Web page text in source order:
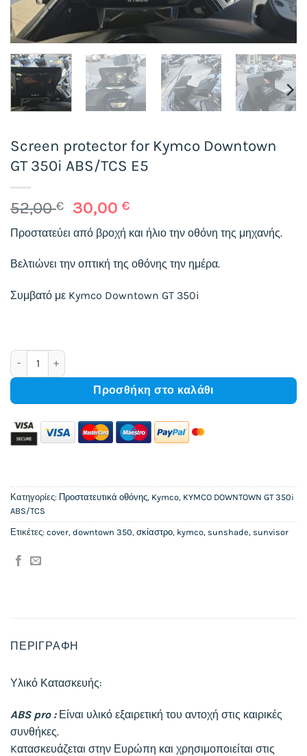
Screen protector for Kymco Downtown
GT 350i ABS/TCS E5
52,00€
Original
price
was:
52,00 €.
30,00€
τρέχουσα
τιμή
είναι:
30,00 €.
Προστατεύει από βροχή και ήλιο την οθόνη της μηχανής.
Βελτιώνει την οπτική της οθόνης την ημέρα.
Συμβατό με Kymco Downtown GT 350i
Screen protector for Kymco Downtown GT 350i ABS/TCS E5
Προσθήκη στο καλάθι
Κατηγορίες: Προστατευτικά οθόνης, Kymco, KYMCO DOWNTOWN GT 350i
ABS/TCS
Ετικέτες: cover, downtown 350, σκίαστρο, kymco, sunshade, sunvisor
ΠΕΡΙΓΡΑΦΉ
Υλικό Κατασκευής:
ABS pro : Είναι υλικό εξαιρετική του αντοχή στις καιρικές
συνθήκες.
Kατασκευάζεται στην Ευρώπη και χρησιμοποιείται στις